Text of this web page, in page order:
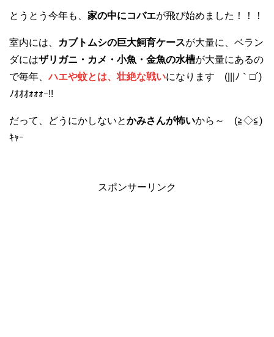
とうとう今年も、 家の中にコバエが飛び始めました！！！
室内には、 カブトムシの巨大飼育ケースが大量に、ベラン
ダにはザリガニ・カメ・小魚・金魚の水槽が大量にあるの
で毎年、ハエや蚊とは、壮絶な戦いになります (|||ﾉ｀□´)
ﾉｵｵｵｫｫｫｰ!!
だって、どうにかしないとかみさんが怖いから～ (≧◇≦)
ｷｬｰ
スポンサーリンク